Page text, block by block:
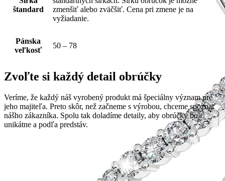
štandard
zmenšiť alebo zväčšiť. Cena pri zmene je na
vyžiadanie.
Pánska
veľkosť
50 – 78
Zvoľte si každý detail obrúčky
Veríme, že každý náš vyrobený produkt má špeciálny význam pre
jeho majiteľa. Preto skôr, než začneme s výrobou, chceme spoznať
nášho zákazníka. Spolu tak doladíme detaily, aby obrúčky boli
unikátne a podľa predstáv.